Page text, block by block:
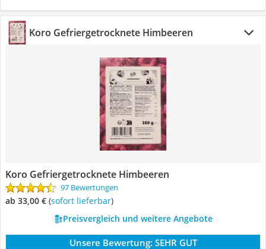
Koro Gefriergetrocknete Himbeeren
Koro Gefriergetrocknete Himbeeren
97 Bewertungen
ab 33,00 € ( Sofort lieferbar)
Preisvergleich und weitere Angebote
Unsere Bewertung: SEHR GUT